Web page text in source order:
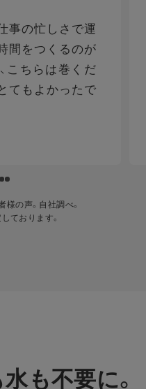
事の忙しさで運
間をつくるのが
こちらは巻くだ
てもよかったで
の声。自社調べ。
ております。
も不要に。